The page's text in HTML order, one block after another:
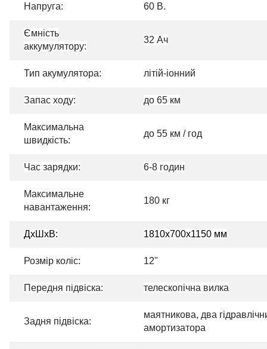
Напруга: 60 В.
Ємність
аккумулятору:
32 Ач
Тип акумулятора: літій-іонний
Запас ходу: до 65 км
Максимальна
швидкість:
до 55 км / год
Час зарядки: 6-8 годин
Максимальне
навантаження:
180 кг
ДхШхВ: 1810х700х1150 мм
Розмір коліс: 12"
Передня підвіска: телескопічна вилка
Задня підвіска:
маятникова, два
амортизатора